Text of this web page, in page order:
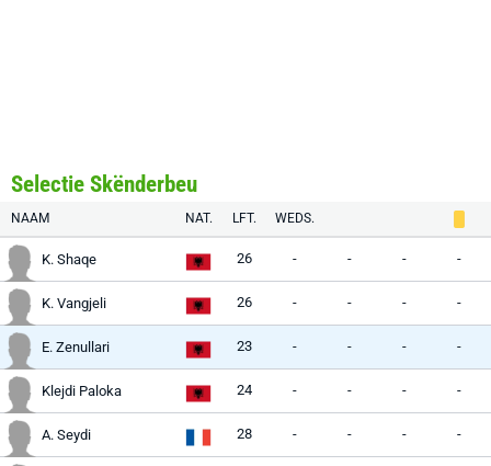
Selectie Skënderbeu
NAAM NAT. LFT. WEDS.
K. Shaqe 26 - - - -
K. Vangjeli 26 - - - -
E. Zenullari 23 - - - -
Klejdi Paloka 24 - - - -
A. Seydi 28 - - - -